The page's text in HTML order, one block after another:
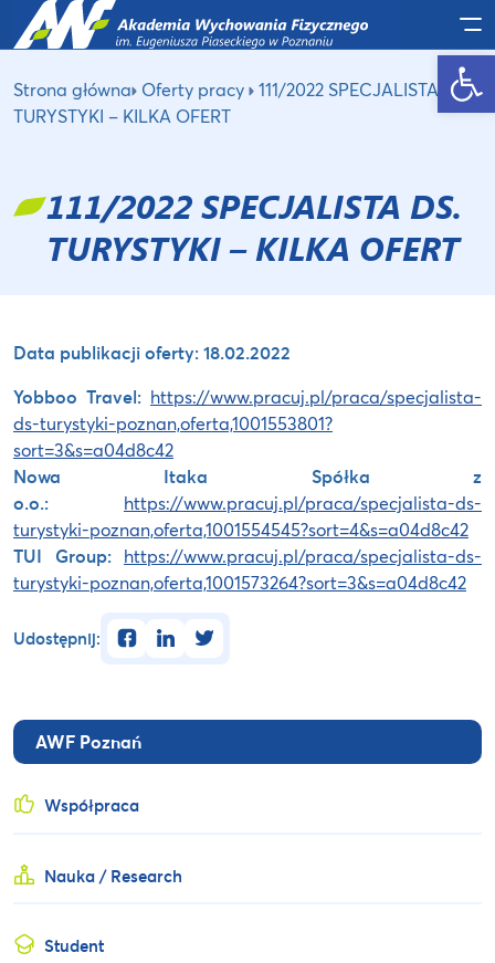
Otwórz pasek narzędzi
Strona główna Oferty pracy
111/2022 SPECJALISTA DS.
TURYSTYKI – KILKA OFERT
111/2022 SPECJALISTA DS.
TURYSTYKI – KILKA OFERT
AWF Poznań
Współpraca
Nauka / Research
Student
Data publikacji oferty: 18.02.2022
Yobboo Travel: https://www.pracuj.pl/praca/specjalista-
ds-turystyki-poznan,oferta,1001553801?
sort=3&s=a04d8c42
Nowa Itaka Spółka z
o.o.: https://www.pracuj.pl/praca/specjalista-ds-
turystyki-poznan,oferta,1001554545?sort=4&s=a04d8c42
TUI Group: https://www.pracuj.pl/praca/specjalista-ds-
turystyki-poznan,oferta,1001573264?sort=3&s=a04d8c42
Udostępnij: facebooklinkedintwitter